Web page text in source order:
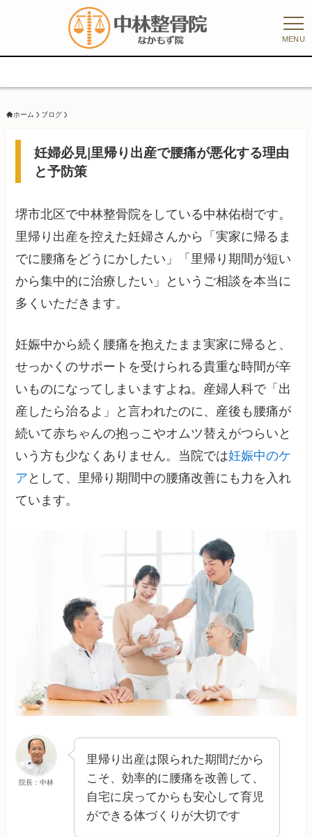
MENU
ホーム ブログ
妊婦必見|里帰り出産で腰痛が悪化する理由
と予防策
堺市北区で中林整骨院をしている中林佑樹です。
里帰り出産を控えた妊婦さんから「実家に帰るま
でに腰痛をどうにかしたい」「里帰り期間が短い
から集中的に治療したい」というご相談を本当に
多くいただきます。
妊娠中から続く腰痛を抱えたまま実家に帰ると、
せっかくのサポートを受けられる貴重な時間が辛
いものになってしまいますよね。産婦人科で「出
産したら治るよ」と言われたのに、産後も腰痛が
続いて赤ちゃんの抱っこやオムツ替えがつらいと
いう方も少なくありません。当院では妊娠中のケ
ア として、里帰り期間中の腰痛改善にも力を入れ
ています。
院長：中林
里帰り出産は限られた期間だから
こそ、効率的に腰痛を改善して、
自宅に戻ってからも安心して育児
ができる体づくりが大切です